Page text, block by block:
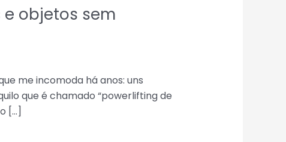
objetos sem
me incomoda há anos: uns
que é chamado “powerlifting de
[…]